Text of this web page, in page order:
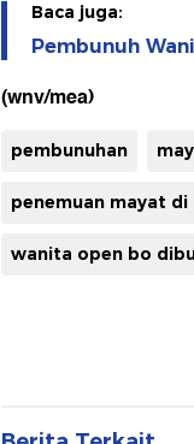
Baca juga:
Pembunuh
(wnv/mea)
pembunuhan
penemuan mayat di
wanita open bo